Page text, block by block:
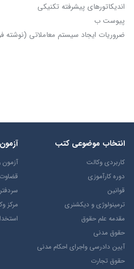
اندیکاتورهای پیشرفته تکنیکی
پیوست ب
ضروریات ایجاد سیستم معاملاتی (نوشته
انتخاب​ موضوعي​ کتب
کاربردی وکالت
دوره کارآموزی
قوانین
ترمينولوژي و ديکشنري
مقدمه علم حقوق
حقوق مدني
آيين دادرسي ​واجراي ​احکام ​مدني
حقوق تجارت
آزمون
قضاوت
مرکز